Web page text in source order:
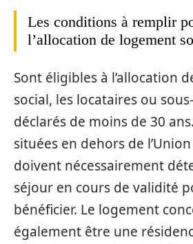
Les conditions à remplir
l’allocation de logement
Sont éligibles à l’allocation
social, les locataires ou
déclarés de moins de 30
situées en dehors de
doivent nécessairement
séjour en cours de validité
bénéficier. Le logement
également être une